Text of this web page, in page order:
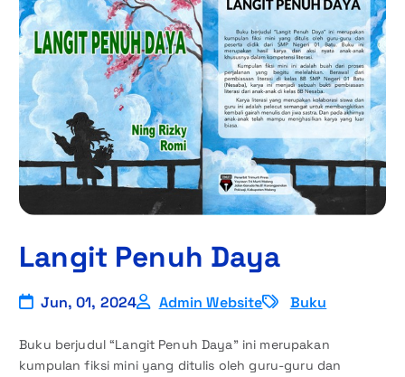
Langit Penuh Daya
Jun, 01, 2024 Admin Website Buku
Buku berjudul “Langit Penuh Daya” ini merupakan
kumpulan fiksi mini yang ditulis oleh guru-guru dan